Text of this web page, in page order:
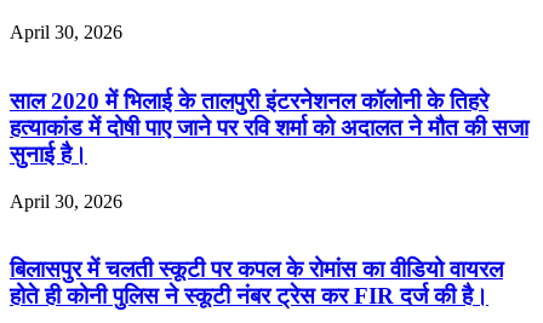
April 30, 2026
साल 2020 में भिलाई के तालपुरी इंटरनेशनल कॉलोनी के तिहरे
हत्याकांड में दोषी पाए जाने पर रवि शर्मा को अदालत ने मौत की सजा
सुनाई है।
April 30, 2026
बिलासपुर में चलती स्कूटी पर कपल के रोमांस का वीडियो वायरल
होते ही कोनी पुलिस ने स्कूटी नंबर ट्रेस कर FIR दर्ज की है।